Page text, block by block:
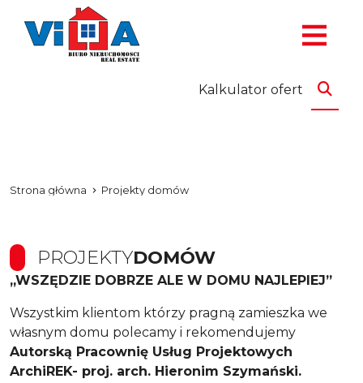
Kalkulator ofert
Strona główna Projekty domów
PROJEKTYDOMÓW
„WSZĘDZIE DOBRZE ALE W DOMU NAJLEPIEJ”
Wszystkim klientom którzy pragną zamieszka we
własnym domu polecamy i rekomendujemy
Autorską Pracownię Usług Projektowych
ArchiREK- proj. arch. Hieronim Szymański.